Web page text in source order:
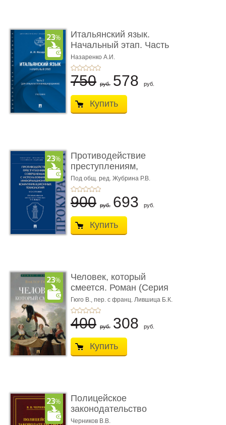
Итальянский язык.
Начальный этап. Часть
2. Учеб� ...
Назаренко А.И.
750 руб. 578 руб.
Купить
Противодействие
преступлениям,
совершаемым с ...
Под общ. ред. Жубрина Р.В.
900 руб. 693 руб.
Купить
Человек, который
смеется. Роман (Серия
«Роман с ...
Гюго В., пер. с франц. Лившица Б.К.
400 руб. 308 руб.
Купить
Полицейское
законодательство
России: вчера, с� ...
Черников В.В.